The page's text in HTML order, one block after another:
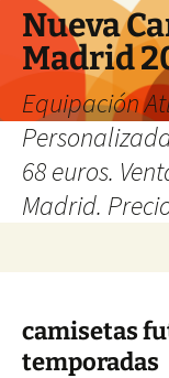
Nueva
Madrid
Equipación
68 euros.
Madrid.
camisetas
temporadas